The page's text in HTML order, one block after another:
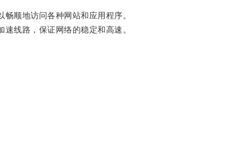
顺地访问各种网站和应用程序。
线路，保证网络的稳定和高速。